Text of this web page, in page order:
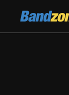
Bandzone.cz
žijeme hudbou